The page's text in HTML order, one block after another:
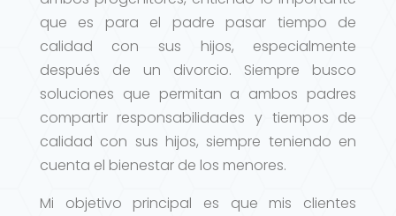
que es para el padre pasar tiempo de
calidad con sus hijos, especialmente
después de un divorcio. Siempre busco
soluciones que permitan a ambos padres
compartir responsabilidades y tiempos de
calidad con sus hijos, siempre teniendo en
cuenta el bienestar de los menores.
Mi objetivo principal es que mis clientes